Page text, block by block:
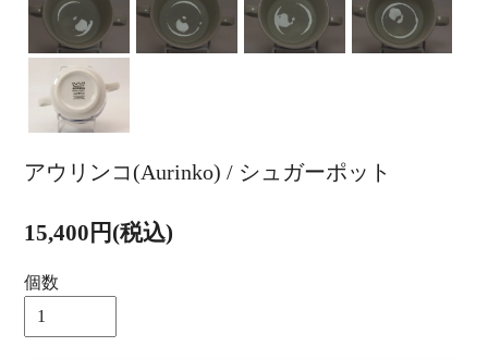
アウリンコ(Aurinko) / シュガーポット
15,400円(税込)
個数